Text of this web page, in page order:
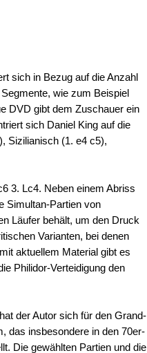
sich in Bezug auf die Anzahl
wie zum Beispiel
DVD gibt dem Zuschauer ein
sich Daniel King auf die
Sizilianisch (1. e4 c5),
3. Lc4. Neben einem Abriss
Simultan-Partien von
Läufer behält, um den Druck
Varianten, bei denen
aktuellem Material gibt es
Philidor-Verteidigung den
der Autor sich für den Grand-
das insbesondere in den 70er-
Die gewählten Partien und die